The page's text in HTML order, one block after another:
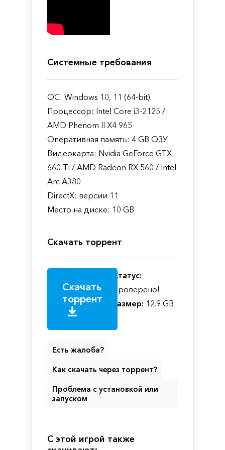
Системные требования
ОС: Windows 10, 11 (64-bit)
Процессор: Intel Core i3-2125 /
AMD Phenom II X4 965
Оперативная память: 4 GB ОЗУ
Видеокарта: Nvidia GeForce GTX
660 Ti / AMD Radeon RX 560 / Intel
Arc A380
DirectX: версии 11
Место на диске: 10 GB
Скачать торрент
Скачать
торрент
Статус:
Проверено!
Размер: 12.9 GB
Есть жалоба?
Как скачать через торрент?
Проблема с установкой или
запуском
С этой игрой также